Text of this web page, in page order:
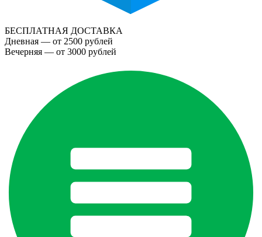
БЕСПЛАТНАЯ ДОСТАВКА
Дневная — от 2500 рублей
Вечерняя — от 3000 рублей